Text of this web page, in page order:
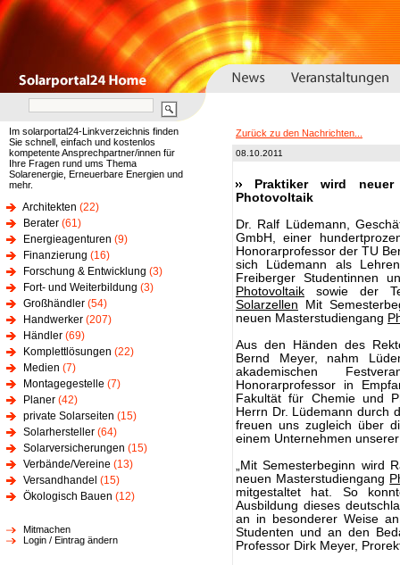
Im solarportal24-Linkverzeichnis finden
Sie schnell, einfach und kostenlos
kompetente Ansprechpartner/innen für
Ihre Fragen rund ums Thema
Solarenergie, Erneuerbare Energien und
mehr.
Architekten (22)
Berater (61)
Energieagenturen (9)
Finanzierung (16)
Forschung & Entwicklung (3)
Fort- und Weiterbildung (3)
Großhändler (54)
Handwerker (207)
Händler (69)
Komplettlösungen (22)
Medien (7)
Montagegestelle (7)
Planer (42)
private Solarseiten (15)
Solarhersteller (64)
Solarversicherungen (15)
Verbände/Vereine (13)
Versandhandel (15)
Ökologisch Bauen (12)
Mitmachen
Login / Eintrag ändern
Zurück zu den Nachrichten...
08.10.2011
Praktiker wird neuer
Photovoltaik
Dr. Ralf Lüdemann,
GmbH, einer
Honorarprofessor der TU
sich Lüdemann als
Freiberger Studentinnen
Photovoltaik sowie der
Solarzellen Mit
neuen Masterstudiengang
Aus den Händen des
Bernd Meyer, nahm
akademischen
Honorarprofessor in
Fakultät für Chemie und
Herrn Dr. Lüdemann durch
freuen uns zugleich über
einem Unternehmen
„Mit Semesterbeginn wird
neuen Masterstudiengang
mitgestaltet hat. So
Ausbildung dieses
an in besonderer Weise
Studenten und an den
Professor Dirk Meyer,